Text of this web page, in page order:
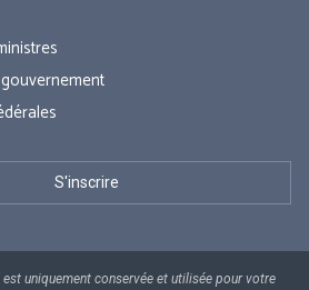
est uniquement conservée et utilisée pour votre